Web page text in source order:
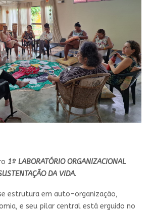
1º LABORATÓRIO ORGANIZACIONAL
DA VIDA.
estrutura em auto-organização,
e seu pilar central está erguido no